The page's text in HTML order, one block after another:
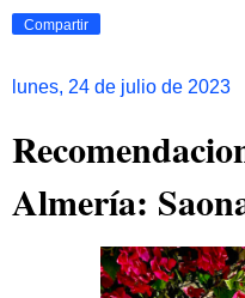
Compartir
lunes, 24 de julio de 2023
Almería: